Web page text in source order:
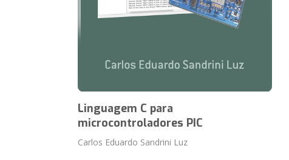
Linguagem C para
microcontroladores PIC
Carlos Eduardo Sandrini Luz